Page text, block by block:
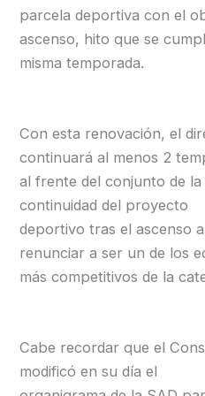
parcela deportiva con el
ascenso, hito que se
misma temporada.
Con esta renovación, el
continuará al menos 2
al frente del conjunto de
continuidad del proyecto
deportivo tras el ascenso
renunciar a ser un de los
más competitivos de la
Cabe recordar que el
modificó en su día el